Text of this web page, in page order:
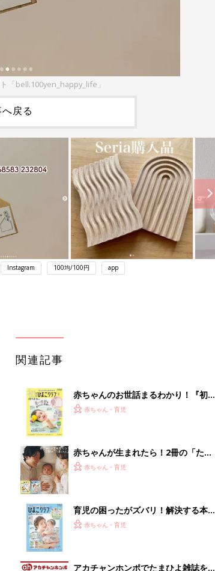
「bell.100yen_happy_life」
戻る
Instagram 100均/100円 app
関連記事
赤ちゃんのお世話まるわかり！『初め
てのひよこクラブ 夏号』〈巻頭大特
赤ちゃん・育児
赤ちゃんが生まれたら！2冊の「たま
ひよ」
赤ちゃん・育児
育児の困ったがズバリ！解決する本
『ひよこクラブ 秋号』 4カ月～2才
赤ちゃん・育児
アカチャンホンポでたまひよ雑誌を買